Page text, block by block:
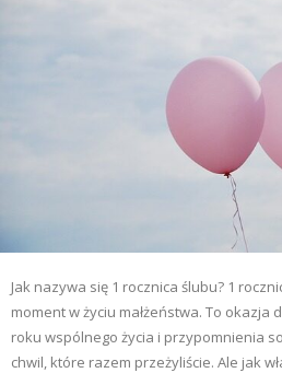
Jak nazywa się 1 rocznica ślubu? 1
moment w życiu małżeństwa. To okazja
roku wspólnego życia i przypomnienia
chwil, które razem przeżyliście. Ale jak